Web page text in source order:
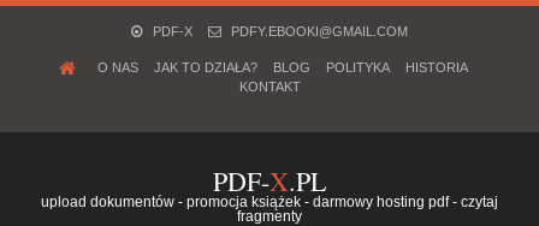
PDF-X PDFY.EBOOKI@GMAIL.COM
O NAS JAK TO DZIAŁA? BLOG POLITYKA
HISTORIA
KONTAKT
PDF-X.PL
upload dokumentów - promocja książek - darmowy hosting pdf - czytaj
fragmenty